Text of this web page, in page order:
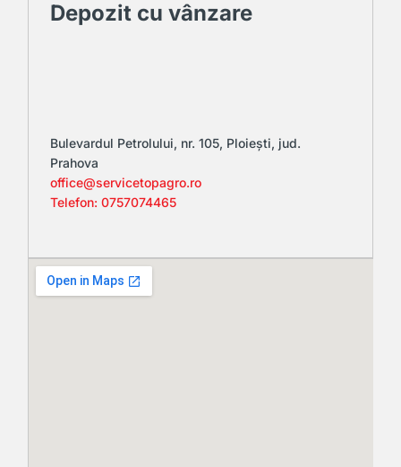
Depozit cu vânzare
Bulevardul Petrolului, nr. 105, Ploiești, jud.
Prahova
office@servicetopagro.ro
Telefon: 0757074465